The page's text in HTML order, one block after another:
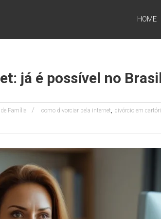
HOME
já é possível no
Família como divorciar pela internet, divórcio em